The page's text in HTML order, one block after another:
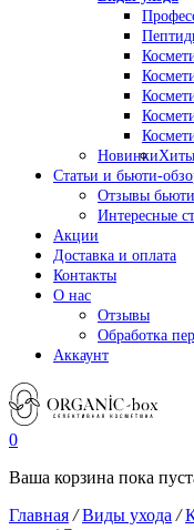
Новинки
Статьи и бьюти-
Отзывы
Интересные
Акции
Доставка и оплата
Контакты
О нас
Отзывы
Обработка
Аккаунт
0
Ваша корзина пока
Главная /Виды ухода /